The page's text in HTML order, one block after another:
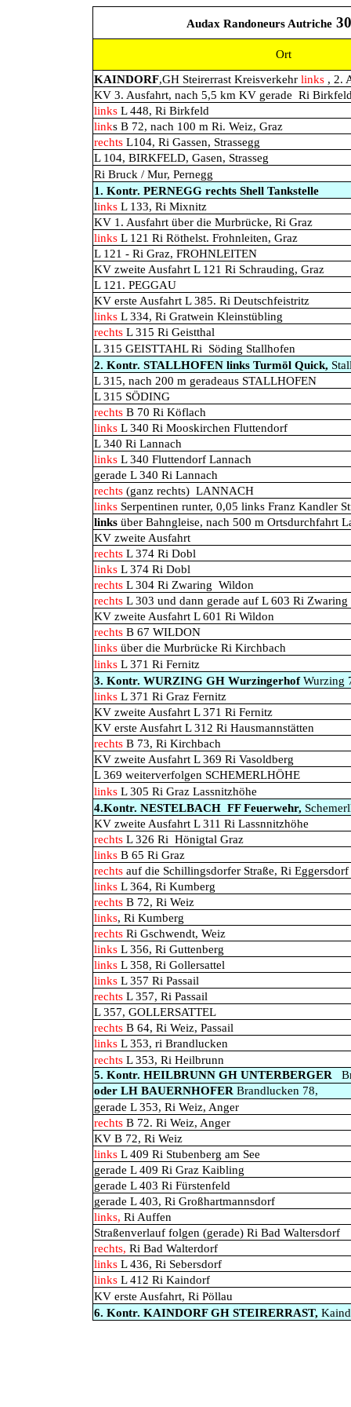
Audax Randoneurs Autriche
Ort
KAINDORF,GH Steirerrast Kreisverkehr links , 2.
KV 3. Ausfahrt, nach 5,5 km KV gerade Ri
links L 448, Ri Birkfeld
links B 72, nach 100 m Ri. Weiz, Graz
rechts L104, Ri Gassen, Strassegg
L 104, BIRKFELD, Gasen, Strasseg
Ri Bruck / Mur, Pernegg
1. Kontr. PERNEGG rechts Shell Tankstelle
links L 133, Ri Mixnitz
KV 1. Ausfahrt über die Murbrücke, Ri Graz
links L 121 Ri Röthelst. Frohnleiten, Graz
L 121 - Ri Graz, FROHNLEITEN
KV zweite Ausfahrt L 121 Ri Schrauding, Graz
L 121. PEGGAU
KV erste Ausfahrt L 385. Ri Deutschfeistritz
links L 334, Ri Gratwein Kleinstübling
rechts L 315 Ri Geistthal
L 315 GEISTTAHL Ri
Söding Stallhofen
2. Kontr. STALLHOFEN links Turmöl Quick,
L 315, nach 200 m geradeaus STALLHOFEN
L 315 SÖDING
rechts B 70 Ri Köflach
links L 340 Ri Mooskirchen Fluttendorf
L 340 Ri Lannach
links L 340 Fluttendorf Lannach
gerade L 340 Ri Lannach
rechts (ganz rechts) LANNACH
links Serpentinen runter, 0,05 links Franz Kandler
links über Bahngleise, nach 500 m Ortsdurchfahrt
KV zweite Ausfahrt
rechts L 374 Ri Dobl
links L 374 Ri Dobl
rechts L 304 Ri Zwaring Wildon
rechts L 303 und dann gerade auf L 603 Ri
KV zweite Ausfahrt L 601 Ri Wildon
rechts B 67 WILDON
links über die Murbrücke Ri Kirchbach
links L 371 Ri Fernitz
3. Kontr. WURZING GH WurzingerhofWurzing
links L 371 Ri Graz Fernitz
KV zweite Ausfahrt L 371 Ri Fernitz
KV erste Ausfahrt L 312 Ri Hausmannstätten
rechts B 73, Ri Kirchbach
KV zweite Ausfahrt L 369 Ri Vasoldberg
L 369 weiterverfolgen SCHEMERLHÖHE
links L 305 Ri Graz Lassnitzhöhe
4.Kontr. NESTELBACH FF Feuerwehr,
KV zweite Ausfahrt L 311 Ri Lassnnitzhöhe
rechts L 326 Ri Hönigtal Graz
links B 65 Ri Graz
rechts auf die Schillingsdorfer Straße, Ri Eggersdorf
links L 364, Ri Kumberg
rechts B 72, Ri Weiz
links, Ri Kumberg
rechts Ri Gschwendt, Weiz
links L 356, Ri Guttenberg
links L 358, Ri Gollersattel
links L 357 Ri Passail
rechts L 357, Ri Passail
L 357, GOLLERSATTEL
rechts B 64, Ri Weiz, Passail
links L 353, ri Brandlucken
rechts L 353, Ri Heilbrunn
5. Kontr. HEILBRUNN GH UNTERBERGER
oder LH BAUERNHOFER Brandlucken 78,
gerade L 353, Ri Weiz, Anger
rechts B 72. Ri Weiz, Anger
KV B 72, Ri Weiz
links L 409 Ri Stubenberg am See
gerade L 409 Ri Graz Kaibling
gerade L 403 Ri Fürstenfeld
gerade L 403, Ri Großhartmannsdorf
links, Ri Auffen
Straßenverlauf folgen (gerade) Ri Bad Waltersdorf
rechts, Ri Bad Walterdorf
links L 436, Ri Sebersdorf
links L 412 Ri Kaindorf
KV erste Ausfahrt, Ri Pöllau
6. Kontr. KAINDORF GH STEIRERRAST,